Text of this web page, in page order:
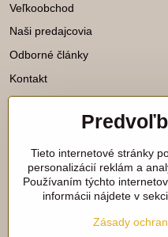
Veľkoobchod
Naši predajcovia
Odborné články
Kontakt
Katalógy na stiahnutie
Viac našich
sieťach:
Instagram
Tieto internetové stránky
personalizácií reklám a
Používaním týchto
informácii nájdete v
Zásady